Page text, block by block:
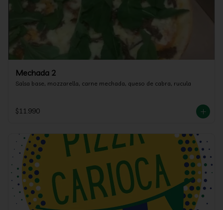
Mechada 2
Salsa base, mozzarella, carne mechada, queso de cabra, rucula
$11.990